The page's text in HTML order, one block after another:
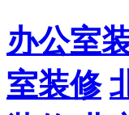
办公室
室装修